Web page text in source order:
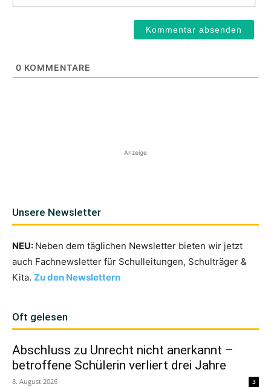
0 KOMMENTARE
Anzeige
Unsere Newsletter
NEU: Neben dem täglichen Newsletter bieten wir jetzt
auch Fachnewsletter für Schulleitungen, Schulträger &
Kita. Zu den Newslettern
Oft gelesen
Abschluss zu Unrecht nicht anerkannt –
betroffene Schülerin verliert drei Jahre
8. August 2026 3